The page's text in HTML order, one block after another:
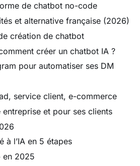
de chatbot no-code
et alternative française (2026)
création de chatbot
créer un chatbot IA ?
pour automatiser ses DM
service client, e-commerce
et pour ses clients
à l’IA en 5 étapes
en 2025